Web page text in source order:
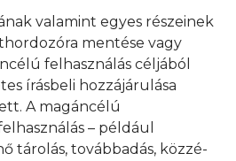
valamint egyes részeinek
mentése vagy
felhasználás céljából
írásbeli hozzájárulása
A magáncélú
– például
tárolás, továbbadás, közzé-